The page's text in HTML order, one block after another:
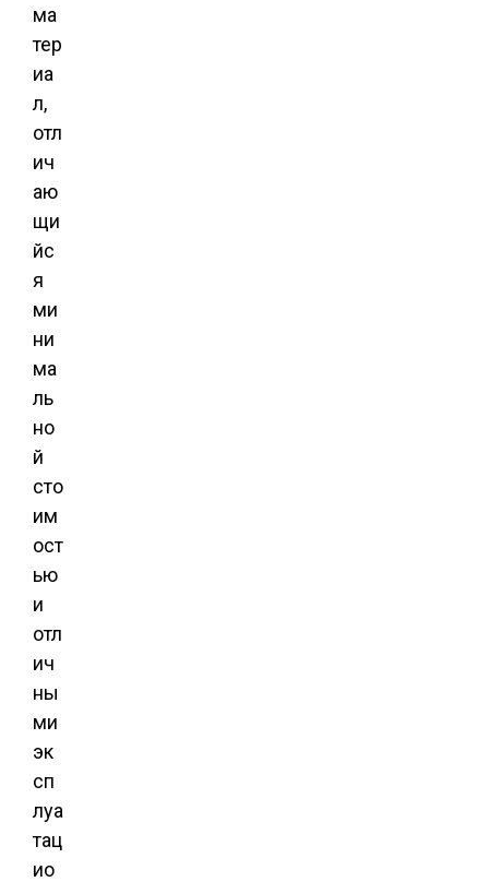
ма
тер
иа
л,
отл
ич
аю
щи
йс
я
ми
ни
ма
ль
но
й
сто
им
ост
ью
и
отл
ич
ны
ми
эк
сп
луа
тац
ио